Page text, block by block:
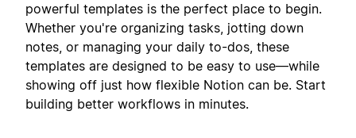
powerful templates is the perfect place to begin.
Whether you're organizing tasks, jotting down
notes, or managing your daily to-dos, these
templates are designed to be easy to use—while
showing off just how flexible Notion can be. Start
building better workflows in minutes.